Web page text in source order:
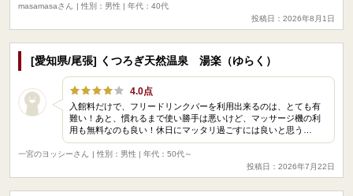
masamasaさん
| 性別：男性 | 年代：40代
投稿日：2026年8月1日
[愛知県/尾張] くつろぎ天然温泉 湯楽（ゆらく）
4.0点
入館料だけで、フリードリンクバーを利用出来るのは、とても有
難い！あと、慣れるまで使い勝手は悪いけど、マッサージ機の利
用も無料なのも良い！休日にマッタリ過ごすには良いと思う…
一宮のヨッシーさん
| 性別：男性 | 年代：50代～
投稿日：2026年7月22日